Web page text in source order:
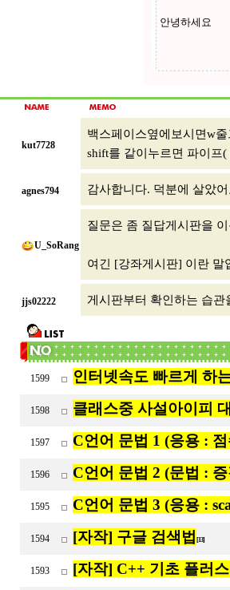
kut7728
백스페이스옆에보시면w
shift를 같이누르면 파이프
agnes794 감사합니다. 덕분에 살았
U_SoRang
질문은 좀 질답게시판을
여긴 [강좌게시판] 이란 말
jjs02222 게시판부터 확인하는 습관
1599 인터넷속도 빠르게 하
1598 클래스중 사설아이피
1597 C언어 문법 1 (응용 :
1596 C언어 문법 2 (문법 :
1595 C언어 문법 3 (응용 :
1594 [자작] 구글 검색법 [13]
1593 [자작] C++ 기초 플러스